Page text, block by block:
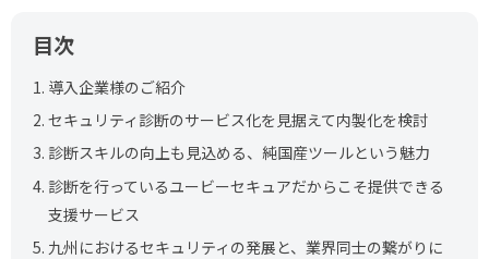
目次
1. 導入企業様のご紹介
2. セキュリティ診断のサービス化を見据えて内製化を検討
3. 診断スキルの向上も見込める、純国産ツールという魅力
4. 診断を行っているユービーセキュアだからこそ提供できる
支援サービス
5. 九州におけるセキュリティの発展と、業界同士の繋がりに